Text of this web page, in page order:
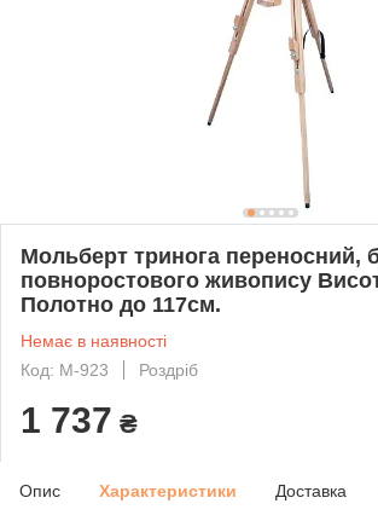
Мольберт тринога переносний,
повноростового живопису
Полотно до 117см.
Немає в наявності
Код: М-923
Роздріб
1 737 ₴
Опис Характеристики Доставка